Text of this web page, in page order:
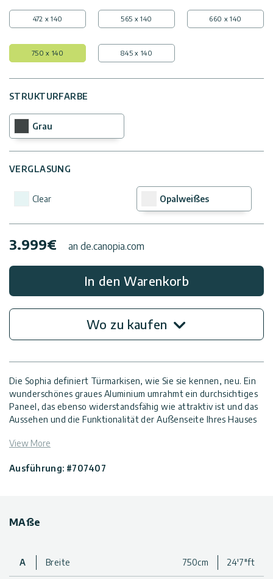
472 x 140 565 x 140 660 x 140
750 x 140 845 x 140
STRUKTURFARBE
Grau
VERGLASUNG
Clear Opalweißes
3.999€ an de.canopia.com
In den Warenkorb
Wo zu kaufen
Die Sophia definiert Türmarkisen, wie Sie sie kennen, neu. Ein
wunderschönes graues Aluminium umrahmt ein durchsichtiges
Paneel, das ebenso widerstandsfähig wie attraktiv ist und das
Aussehen und die Funktionalität der Außenseite Ihres Hauses
einer anderen Markise anbringen, um Ihre Terrasse, den
schützen.
Tür über Jahre hinweg geschützt sind. Mit der Sophia Door
Optik, die Sie sich wünschen.
Modernes Design: Ergänzt moderne/zeitgenössische
View More
Ausführung: #707407
MAße
A Breite 750cm 24'7"ft